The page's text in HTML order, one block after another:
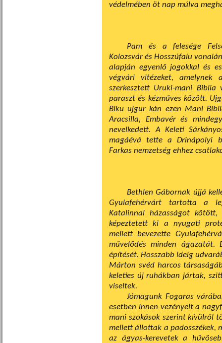
védelmében öt nap múlva
Pam és a felesége
Kolozsvár és Hosszúfalu
alapján egyenlő jogokkal és
végvári vitézeket,
szerkesztett Uruki-mani
paraszt és kéz­műves között.
Biku ujgur kán ezen Mani
Aracsilla, Embavér és
nevelkedett. A Keleti
magáévá tette a Drinápolyi
Farkas nemzetség ehhez
Bethlen Gábornak újjá
Gyulafehérvárt tartotta a
Katalinnal házasságot
képeztetett ki a nyugati
mellett bevezette
művelődés minden ágazatát.
építését. Hos­szabb ideig
Márton svéd harcos
keleties új ruhákban jártak,
viseltek.
Jómagunk Fogaras
esetben innen vezényelt a
mani szokások szerint kí­vülről
mellett állottak a padosszékek,
az ágyas-kerevetek a